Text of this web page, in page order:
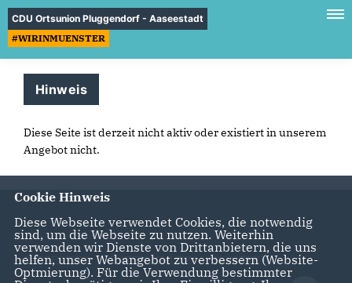
CDU Ortsunion Pluggendorf - Aaseestadt
#WIRINMUENSTER
Hinweis
Diese Seite ist derzeit nicht aktiv oder existiert in unserem
Angebot nicht.
IMPRESSUM DATENSCHUTZ KONTAKT
Cookie Hinweis
Diese Webseite verwendet Cookies, die notwendig
sind, um die Webseite zu nutzen. Weiterhin
verwenden wir Dienste von Drittanbietern, die uns
helfen, unser Webangebot zu verbessern (Website-
Optmierung). Für die Verwendung bestimmter